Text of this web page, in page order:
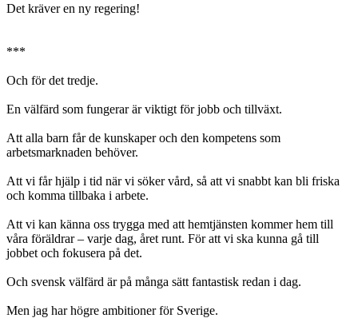
Det kräver en ny regering!
***
Och för det tredje.
En välfärd som fungerar är viktigt för jobb och tillväxt.
Att alla barn får de kunskaper och den kompetens som
arbetsmarknaden behöver.
Att vi får hjälp i tid när vi söker vård, så att vi snabbt kan bli friska
och komma tillbaka i arbete.
Att vi kan känna oss trygga med att hemtjänsten kommer hem till
våra föräldrar – varje dag, året runt. För att vi ska kunna gå till
jobbet och fokusera på det.
Och svensk välfärd är på många sätt fantastisk redan i dag.
Men jag har högre ambitioner för Sverige.